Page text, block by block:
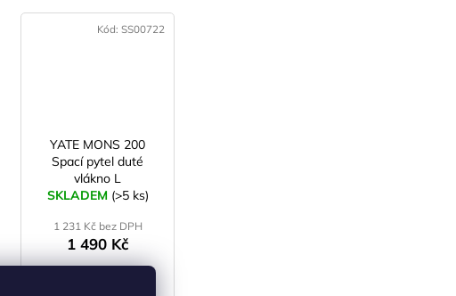
YATE MONS 200
Spací pytel duté
vlákno L
SKLADEM (>5 ks)
1 231 Kč bez DPH
1 490 Kč
Kód:SS00722